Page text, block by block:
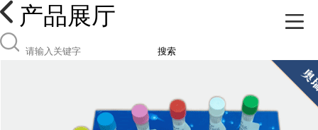
产品展厅
搜索